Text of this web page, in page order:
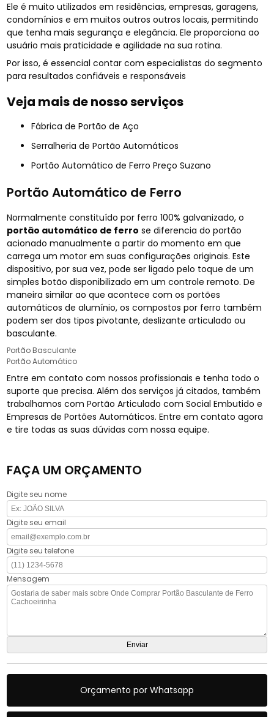
Ele é muito utilizados em residências, empresas, garagens,
condomínios e em muitos outros outros locais, permitindo
que tenha mais segurança e elegância. Ele proporciona ao
usuário mais praticidade e agilidade na sua rotina.
Por isso, é essencial contar com especialistas do segmento
para resultados confiáveis e responsáveis
Veja mais de nosso serviços
Fábrica de Portão de Aço
Serralheria de Portão Automáticos
Portão Automático de Ferro Preço Suzano
Portão Automático de Ferro
Normalmente constituído por ferro 100% galvanizado, o
portão automático de ferro se diferencia do portão
acionado manualmente a partir do momento em que
carrega um motor em suas configurações originais. Este
dispositivo, por sua vez, pode ser ligado pelo toque de um
simples botão disponibilizado em um controle remoto. De
maneira similar ao que acontece com os portões
automáticos de alumínio, os compostos por ferro também
podem ser dos tipos pivotante, deslizante articulado ou
basculante.
Portão Basculante
Portão Automático
Entre em contato com nossos profissionais e tenha todo o
suporte que precisa. Além dos serviços já citados, também
trabalhamos com Portão Articulado com Social Embutido e
Empresas de Portões Automáticos. Entre em contato agora
e tire todas as suas dúvidas com nossa equipe.
FAÇA UM ORÇAMENTO
Digite seu nome
Digite seu email
Digite seu telefone
Mensagem
Orçamento por Whatsapp